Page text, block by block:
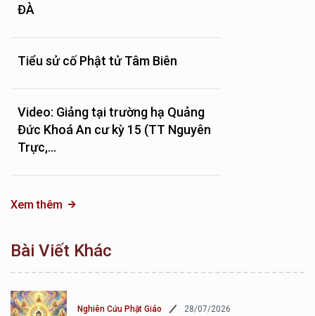
ĐÀ
Tiểu sử cố Phật tử Tâm Biên
Video: Giảng tại trường hạ Quảng
Đức Khoá An cư kỳ 15 (TT Nguyên
Trực,...
Xem thêm
Bài Viết Khác
Nghiên Cứu Phật Giáo 28/07/2026